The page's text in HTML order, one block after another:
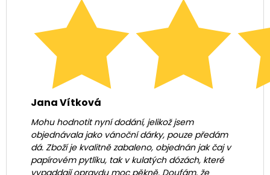
Jana Vítková
Mohu hodnotit nyní dodání, jelikož jsem
objednávala jako vánoční dárky, pouze předám
dá. Zboží je kvalitně zabaleno, objednán jak čaj v
papírovém pytlíku, tak v kulatých dózách, které
vypaddají opravdu moc pěkně. Doufám, že